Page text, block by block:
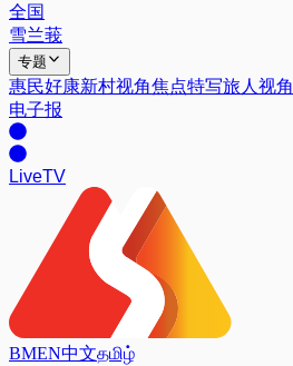
全国
雪兰莪
专题
惠民好康新村视角焦点特写旅人视角
电子报
LiveTV
BMEN中文தமிழ்